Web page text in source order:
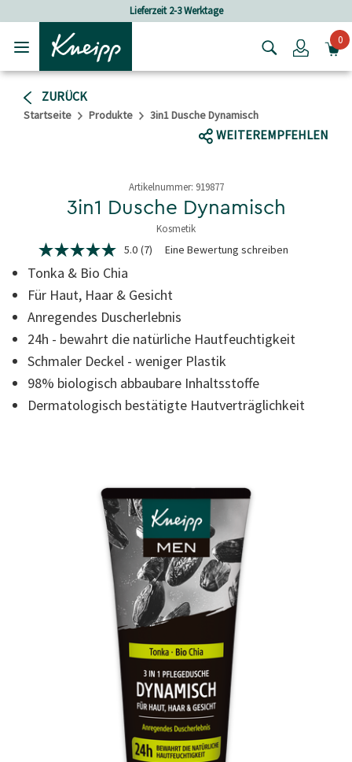
Lieferzeit 2-3 Werktage
Login0
ZURÜCK
Startseite Produkte 3in1 Dusche Dynamisch
WEITEREMPFEHLEN
Artikelnummer: 919877
3in1 Dusche Dynamisch
Kosmetik
5 von 5 Sternen
5.0
von
5
Sternen,
durchschnittlicher
Bewertungswert.
Read
7
Reviews.
Link
zur
Seite.
5.0 (7) Eine Bewertung schreiben
Tonka & Bio Chia
Für Haut, Haar & Gesicht
Anregendes Duscherlebnis
24h - bewahrt die natürliche Hautfeuchtigkeit
Schmaler Deckel - weniger Plastik
98% biologisch abbaubare Inhaltsstoffe
Dermatologisch bestätigte Hautverträglichkeit